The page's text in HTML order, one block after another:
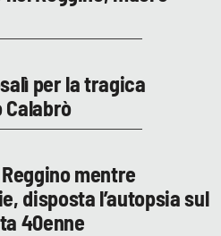
per la tragica
Calabrò
mentre
disposta l’autopsia sul
40enne